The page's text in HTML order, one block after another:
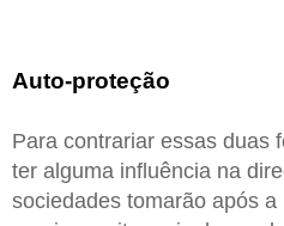
Auto-proteção
Para contrariar essas duas
ter alguma influência na
sociedades tomarão após a